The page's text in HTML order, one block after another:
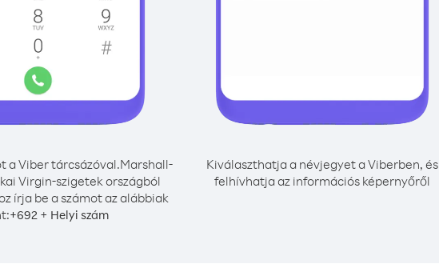
a Viber tárcsázóval.Marshall-
Virgin-szigetek országból
írja be a számot az alábbiak
+692 + Helyi szám
Kiválaszthatja a névjegyet a Viberben, és
felhívhatja az információs képernyőről